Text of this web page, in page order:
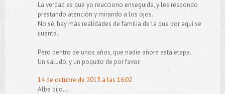
La verdad es que yo reacciono enseguida, y les respondo
prestando atención y mirando a los ojos.
No sé, hay más realidades de familia de la que por aquí se
cuenta.
Pero dentro de unos años, que nadie añore esta etapa.
Un saludo, y un poquito de por favor.
14 de octubre de 2013 a las 16:02
Alba dijo...